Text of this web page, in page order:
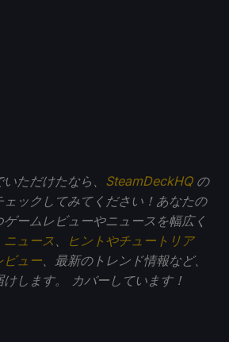
ただけたなら、 SteamDeckHQの
ックしてみてください！あなたの
ームレビューやニュースを幅広く
ニュース
ヒントやチュートリア
ビュー 、最新のトレンド情報など、
します。
カバーしています！